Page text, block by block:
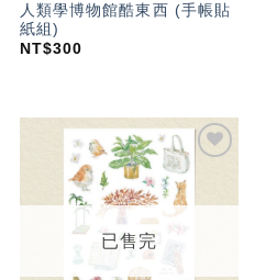
人類學博物館酷東西 (手帳貼
紙組)
NT$300
望輕
已售完